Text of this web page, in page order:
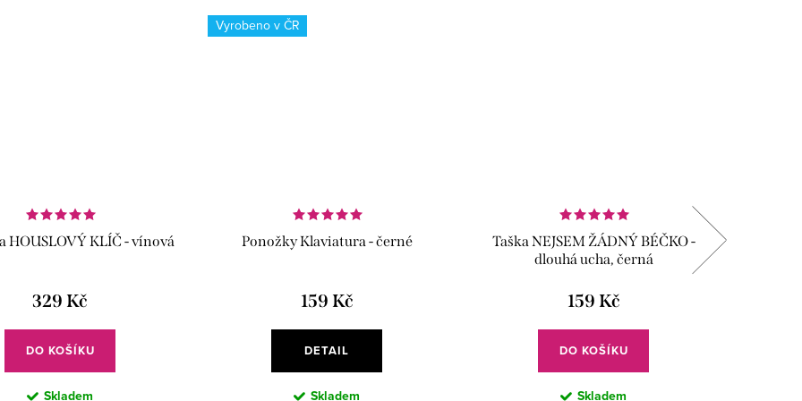
HOUSLOVÝ KLÍČ - vínová
329 Kč
DO KOŠÍKU
Skladem
Vyrobeno v ČR
Ponožky Klaviatura - černé
159 Kč
DETAIL
Skladem
Taška NEJSEM ŽÁDNÝ BÉČKO -
dlouhá ucha, černá
159 Kč
DO KOŠÍKU
Skladem